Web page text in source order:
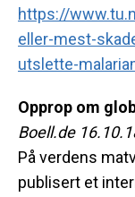
https://
eller-mest-
utslette-
Opprop om
Boell.de
På verdens
publisert et